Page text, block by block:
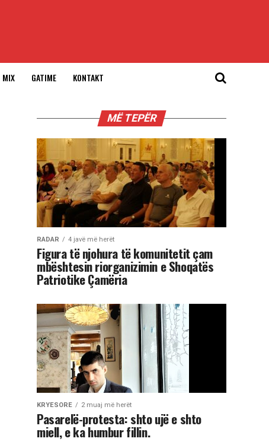
MIX GATIME KONTAKT
MË TEPËR
RADAR 4 javë më herët
Figura të njohura të komunitetit çam
mbështesin riorganizimin e Shoqatës
Patriotike Çamëria
KRYESORE 2 muaj më herët
Pasarelë-protesta: shto ujë e shto
miell, e ka humbur fillin.